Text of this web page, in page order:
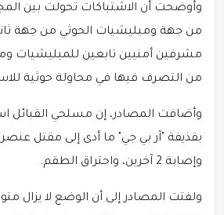
وأوضحت أن الاشتباكات تحولت بين
من جهة وميليشيات الحوثي من جهة
مشرفين أمنيين تابعين للميليشيات
من التصرف فيها في محاولة حوثية
وأضافت المصادر، إن مسلحي القبائل
بقذيفة "آر بي جي" ما أدى إلى مقتل
وإصابة 2 آخرين، واحتراق الطقم.
ولفتت المصادر إلى أن الوضع لا يزال